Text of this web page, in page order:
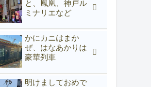
と、鳳凰、神戸ル
ミナリエなど
かにカニはまか
ぜ、はなあかりは
豪華列車
明けましておめで